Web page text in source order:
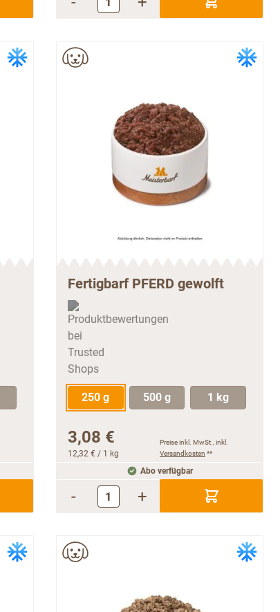
Fertigbarf PFERD gewolft
250 g 500 g 1 kg
3,08 €
12,32 € / 1 kg
Preise inkl. MwSt., inkl.
Versandkosten **
Abo verfügbar
- +